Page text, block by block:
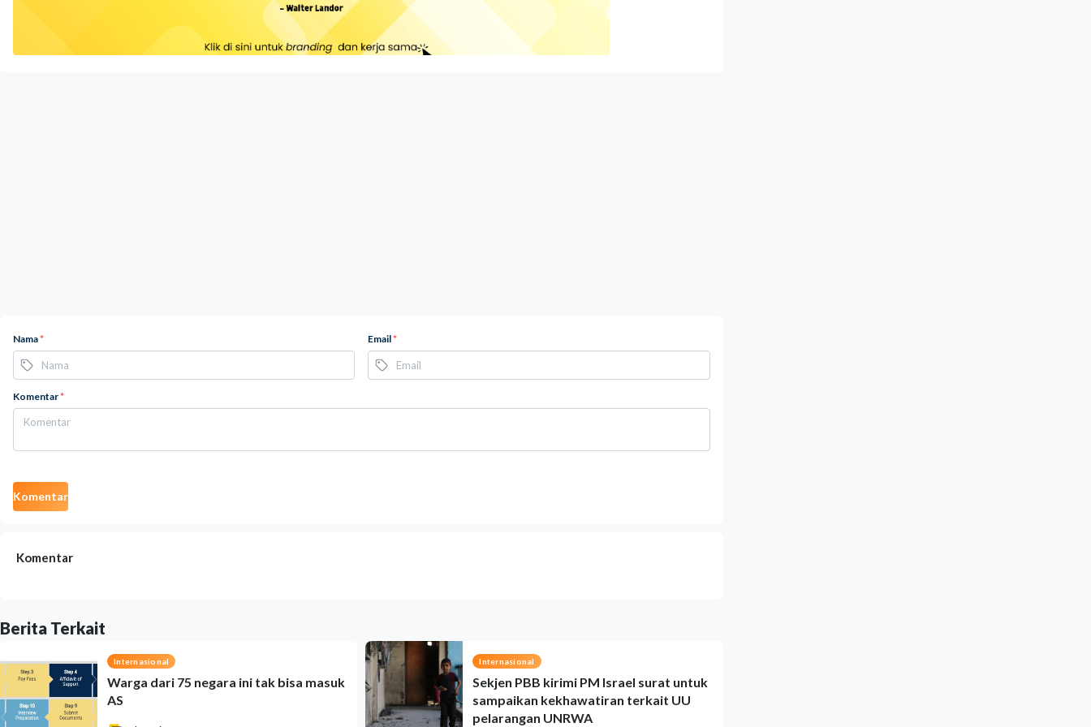
Nama* Email*
Komentar*
Komentar
Komentar
Berita Terkait
Internasional
Warga dari 75 negara ini tak bisa masuk
AS
Internasional
Sekjen PBB kirimi PM Israel surat untuk
sampaikan kekhawatiran terkait UU
pelarangan UNRWA